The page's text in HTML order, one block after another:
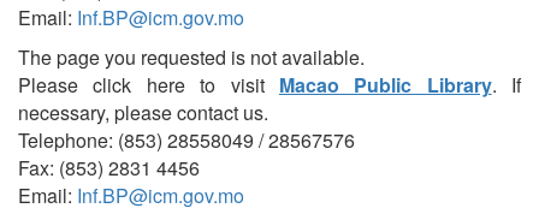
Email: Inf.BP@icm.gov.mo
The page you requested is not available.
Please click here to visit Macao Public Library. If
necessary, please contact us.
Telephone: (853) 28558049 / 28567576
Fax: (853) 2831 4456
Email: Inf.BP@icm.gov.mo